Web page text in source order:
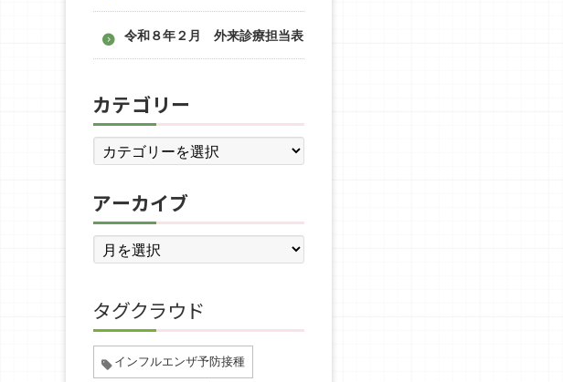
令和８年２月 外来診療担当表
カテゴリー
アーカイブ
タグクラウド
インフルエンザ予防接種